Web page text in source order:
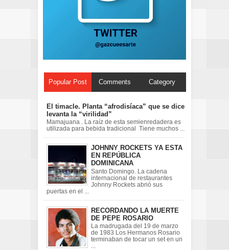
Popular Post Comments Category
El timacle. Planta “afrodisíaca” que se dice
levanta la “virilidad”
Mamajuana . La raíz de esta semienredadera es
utilizada para bebida tradicional Tiene muchos ...
JOHNNY ROCKETS YA ESTA
EN REPÚBLICA
DOMINICANA
Santo Domingo. La cadena
internacional de restaurantes
Johnny Rockets abrió sus
puertas en el ...
RECORDANDO LA MUERTE
DE PEPE ROSARIO
La madrugada del 19 de marzo
de 1983 Los Hermanos Rosario
terminaban de tocar un set en un
...